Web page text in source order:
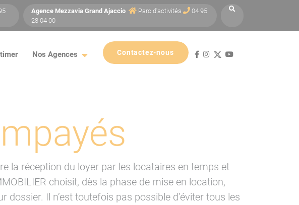
Agence MezzaviaGrand Ajaccio Parc d'activités
04 95
28 04 00
Nos Agences Contactez-nous
la réception du loyer par les locataires en temps et
choisit, dès la phase de mise en location,
Il n’est toutefois pas possible d’éviter tous les